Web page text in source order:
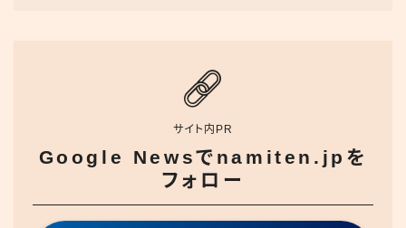
サイト内PR
Google Newsでnamiten.jpを
フォロー